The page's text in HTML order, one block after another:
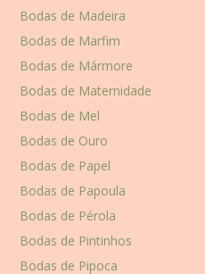
Bodas de Madeira
Bodas de Marfim
Bodas de Mármore
Bodas de Maternidade
Bodas de Mel
Bodas de Ouro
Bodas de Papel
Bodas de Papoula
Bodas de Pérola
Bodas de Pintinhos
Bodas de Pipoca